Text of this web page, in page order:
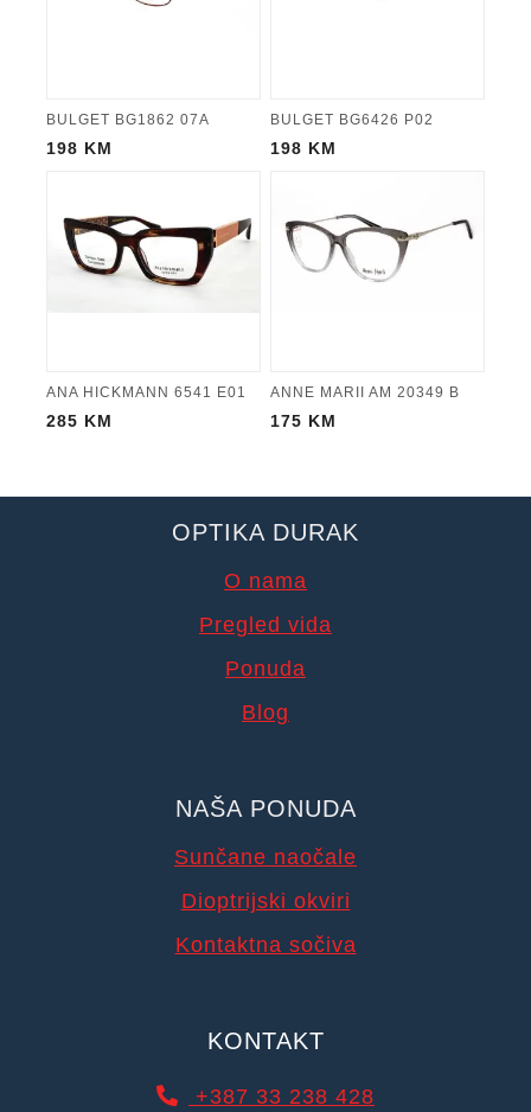
BULGET BG1862 07A
198 KM
BULGET BG6426 P02
198 KM
ANA HICKMANN 6541 E01
285 KM
ANNE MARII AM 20349 B
175 KM
OPTIKA DURAK
O nama
Pregled vida
Ponuda
Blog
NAŠA PONUDA
Sunčane naočale
Dioptrijski okviri
Kontaktna sočiva
KONTAKT
+387 33 238 428